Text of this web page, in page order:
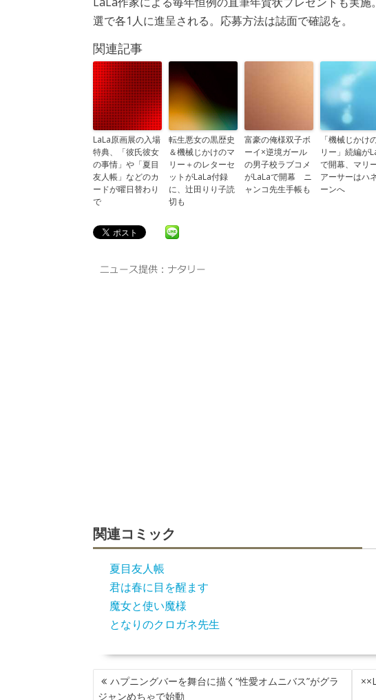
選で各1人に進呈される。応募方法は誌面で確認を。
関連記事
LaLa原画展の入場
特典、「彼氏彼女
の事情」や「夏目
友人帳」などのカ
ードが曜日替わり
で
転生悪女の黒歴史
＆機械じかけのマ
リー＋のレターセ
ットがLaLa付録
に、辻田りり子読
切も
富豪の俺様双子ボ
ーイ×逆境ガール
の男子校ラブコメ
がLaLaで開幕 ニ
ャンコ先生手帳も
「機械じかけ
リー」続編が
で開幕、マリ
アーサーはハ
ーンへ
関連コミック
夏目友人帳
君は春に目を醒ます
魔女と使い魔様
となりのクロガネ先生
投
稿
ハプニングバーを舞台に描く“性愛オムニバス”がグラ
ジャンめちゃで始動